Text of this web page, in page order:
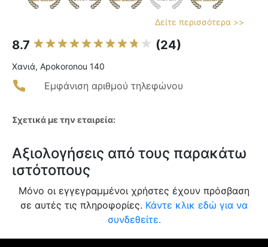
Δείτε περισσότερα >>
8.7 (24)
Χανιά, Apokoronou 140
Εμφάνιση αριθμού τηλεφώνου
Σχετικά με την εταιρεία:
Αξιολογήσεις από τους παρακάτω
ιστότοπους
Μόνο οι εγγεγραμμένοι χρήστες έχουν πρόσβαση
σε αυτές τις πληροφορίες. Κάντε κλικ εδώ για να
συνδεθείτε.